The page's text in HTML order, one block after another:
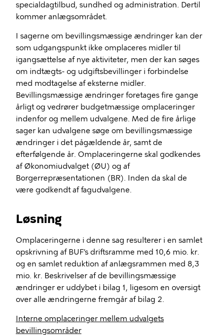
specialdagtilbud, sundhed og administration. Dertil
kommer anlægsområdet.
I sagerne om bevillingsmæssige ændringer kan der
som udgangspunkt ikke omplaceres midler til
igangsættelse af nye aktiviteter, men der kan søges
om indtægts- og udgiftsbevillinger i forbindelse
med modtagelse af eksterne midler.
Bevillingsmæssige ændringer foretages fire gange
årligt og vedrører budgetmæssige omplaceringer
indenfor og mellem udvalgene. Med de fire årlige
sager kan udvalgene søge om bevillingsmæssige
ændringer i det pågældende år, samt de
efterfølgende år. Omplaceringerne skal godkendes
af Økonomiudvalget (ØU) og af
Borgerrepræsentationen (BR). Inden da skal de
være godkendt af fagudvalgene.
Løsning
Omplaceringerne i denne sag resulterer i en samlet
opskrivning af BUF’s driftsramme med 10,6 mio. kr.
og en samlet reduktion af anlægsrammen med 8,3
mio. kr. Beskrivelser af de bevillingsmæssige
ændringer er uddybet i bilag 1, ligesom en oversigt
over alle ændringerne fremgår af bilag 2.
Interne omplaceringer mellem udvalgets
bevillingsområder